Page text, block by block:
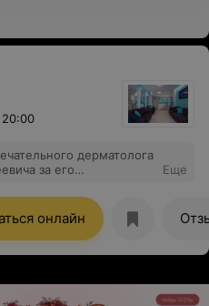
дерматолога
за его
Еще
онлайн